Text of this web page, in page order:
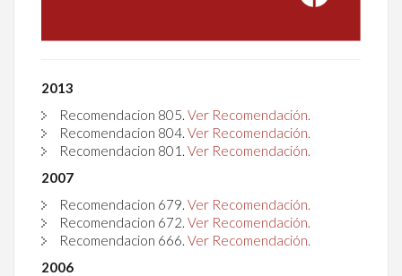
2013
Recomendacion 805. Ver Recomendación.
Recomendacion 804. Ver Recomendación.
Recomendacion 801 . Ver Recomendación.
2007
Recomendacion 679. Ver Recomendación.
Recomendacion 672. Ver Recomendación.
Recomendacion 666. Ver Recomendación.
2006